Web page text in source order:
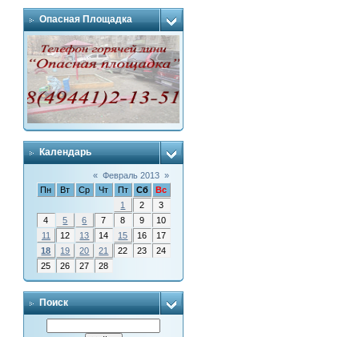
Опасная Площадка
Календарь
« Февраль 2013 »
Пн
Вт Ср Чт Пт Сб
Вс
1
2
3
4
5 6 7 8 9
10
11
12 13 14 15 16
17
18
19 20 21 22 23
24
25
26 27 28
Поиск